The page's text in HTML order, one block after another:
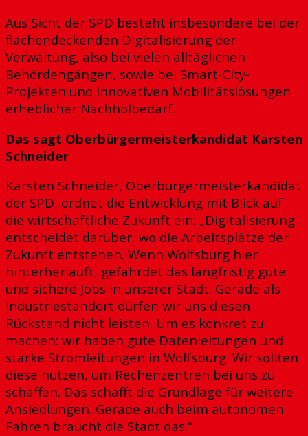
Aus Sicht der SPD besteht insbesondere bei der
flächendeckenden Digitalisierung der
Verwaltung, also bei vielen alltäglichen
Behördengängen, sowie bei Smart-City-
Projekten und innovativen Mobilitätslösungen
erheblicher Nachholbedarf.
Das sagt Oberbürgermeisterkandidat Karsten
Schneider
Karsten Schneider, Oberbürgermeisterkandidat
der SPD, ordnet die Entwicklung mit Blick auf
die wirtschaftliche Zukunft ein: „Digitalisierung
entscheidet darüber, wo die Arbeitsplätze der
Zukunft entstehen. Wenn Wolfsburg hier
hinterherläuft, gefährdet das langfristig gute
und sichere Jobs in unserer Stadt. Gerade als
Industriestandort dürfen wir uns diesen
Rückstand nicht leisten. Um es konkret zu
machen: wir haben gute Datenleitungen und
starke Stromleitungen in Wolfsburg. Wir sollten
diese nutzen, um Rechenzentren bei uns zu
schaffen. Das schafft die Grundlage für weitere
Ansiedlungen. Gerade auch beim autonomen
Fahren braucht die Stadt das.“